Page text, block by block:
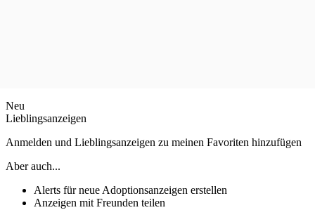
Neu
Lieblingsanzeigen
Anmelden und Lieblingsanzeigen zu meinen Favoriten hinzufügen
Aber auch...
Alerts für neue Adoptionsanzeigen erstellen
Anzeigen mit Freunden teilen